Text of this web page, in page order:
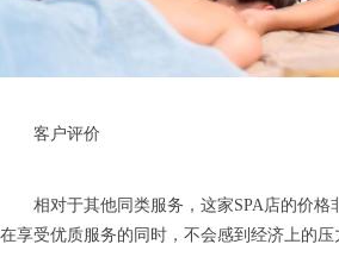
客户评价
相对于其他同类服务，这家SPA店的价格
在享受优质服务的同时，不会感到经济上的压